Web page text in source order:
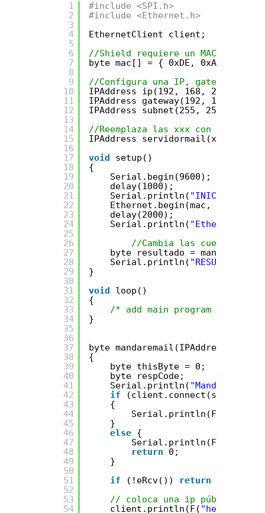
1
2
3
4
5
6
7
8
9
10
11
12
13
14
15
16
17
18
19
20
21
22
23
24
25
26
27
28
29
30
31
32
33
34
35
36
37
38
39
40
41
42
43
44
45
46
47
48
49
50
51
52
53
54
#include <SPI.h>
#include <Ethernet.h>     //
EthernetClient client;
//Shield requiere un MACADDRESS
byte mac[] = { 0xDE, 0xAD,
//Configura una IP, gateway y
IPAddress ip(192, 168, 2, 19);
IPAddress gateway(192, 168, 2,
IPAddress subnet(255, 255, 255,
//Reemplaza las xxx con la IP
IPAddress servidormail(xxx,
void
setup()
{
Serial.begin(9600);
delay(1000);
Serial.println( "INICIO
Ethernet.begin(mac, ip,
delay(2000);
Serial.println( "Ethernet
//Cambia las cuentas
byte resultado =
Serial.println( "RESULTADO
}
void
loop()
{
/* add main program code
}
byte mandaremail(IPAddress
{
byte thisByte = 0;
byte respCode;
Serial.println( "Mandar
if
(client.connect(smtp,
{
Serial.println(F(
}
else {
Serial.println(F(
return
0;
}
if
(!eRcv()) return
// coloca una ip pública tuya
client.println(F( "helo